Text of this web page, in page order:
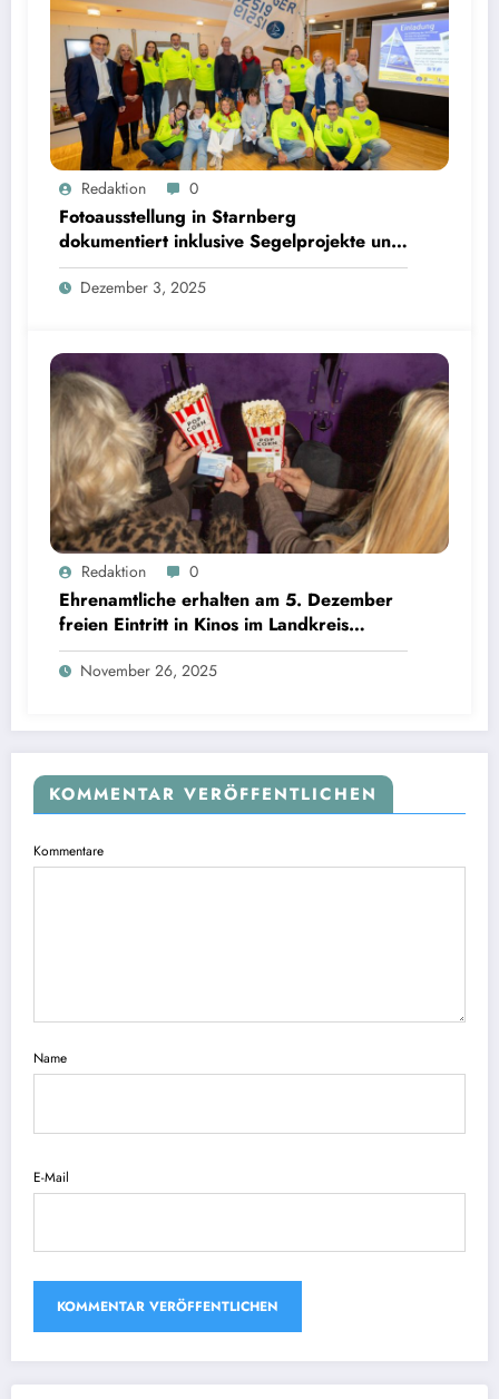
Fotoausstellung in Starnberg dokumentiert inklusive Segelprojekte und Ehrenamt | Bild: ©
Landratsamt Starnberg
Redaktion 0
Fotoausstellung in Starnberg
dokumentiert inklusive Segelprojekte und
Ehrenamt
Dezember 3, 2025
Ehrenamtliche erhalten am 5. Dezember freien Eintritt in Kinos im Landkreis Starnberg |
Bild: © Landratsamt Starnberg
Redaktion 0
Ehrenamtliche erhalten am 5. Dezember
freien Eintritt in Kinos im Landkreis
Starnberg
November 26, 2025
KOMMENTAR VERÖFFENTLICHEN
Kommentare
Name
E-Mail